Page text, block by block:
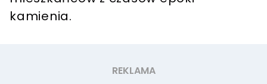
kamienia.